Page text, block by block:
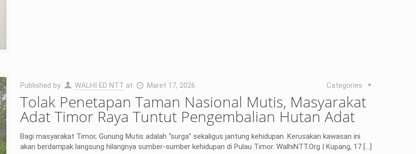
Published by WALHI ED NTT at Maret 17, 2026 Categories
Tolak Penetapan Taman Nasional Mutis, Masyarakat
Adat Timor Raya Tuntut Pengembalian Hutan Adat
Bagi masyarakat Timor, Gunung Mutis adalah “surga” sekaligus jantung kehidupan. Kerusakan kawasan ini
akan berdampak langsung hilangnya sumber-sumber kehidupan di Pulau Timor. WalhiNTT.Org | Kupang, 17 […]